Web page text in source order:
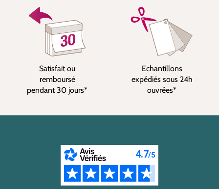
Satisfait ou
remboursé
pendant 30 jours*
Echantillons
expédiés sous 24h
ouvrées*